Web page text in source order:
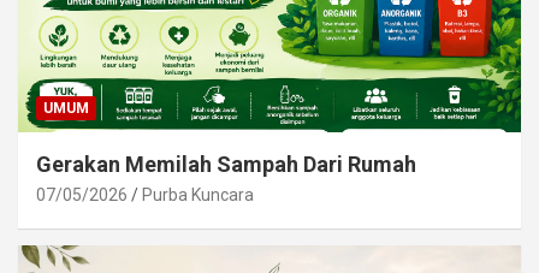
UMUM
Gerakan Memilah Sampah Dari Rumah
07/05/2026 Purba Kuncara